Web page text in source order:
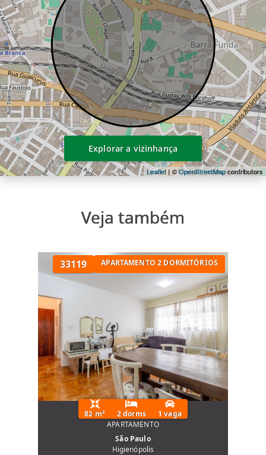
Ambientes planejados para proporcionar
lazer, conforto e qualidade de vida dentro
do próprio condomínio.
Localização Privilegiada
O grande diferencial está na localização: ao
lado do Shopping Bourbon São Paulo, com
acesso rápido ao Allianz Parque e ao Sesc
Pompeia.
A região também conta com
excelente mobilidade com acesso às
Marginal Tietê.
O Condomínio Rail Pompéia é uma escolha
estratégica para quem busca apartamento
bem localizado, condomínio com lazer e
praticidade no dia a dia, seja para morar ou
investir em uma das regiões mais
valorizadas da Zona Oeste de São Paulo.
Leaflet| ©OpenStreetMapcontributors
Explorar a vizinhança
Veja também
33119 APARTAMENTO 2 DORMITÓRIOS
82 m² 2 dorms
1 vaga
APARTAMENTO
São Paulo
Higienópolis